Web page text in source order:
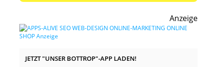
Anzeige
JETZT "UNSER BOTTROP"-APP LADEN!